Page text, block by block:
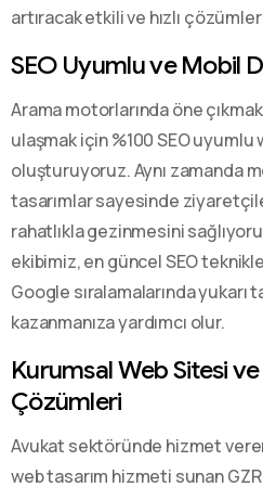
artıracak etkili ve hızlı
SEO Uyumlu ve Mobil
Arama motorlarında öne
ulaşmak için %100 SEO uyumlu
oluşturuyoruz. Aynı zamanda
tasarımlar sayesinde
rahatlıkla gezinmesini
ekibimiz, en güncel SEO
Google sıralamalarında yukarı
kazanmanıza yardımcı olur.
Kurumsal Web Sitesi
Çözümleri
Avukat sektöründe hizmet
web tasarım hizmeti sunan